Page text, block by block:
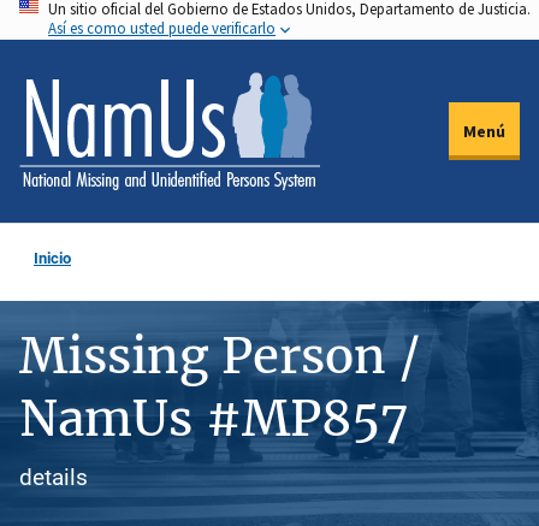
Pasar
al
contenido
principal
Un sitio oficial del Gobierno de Estados Unidos, Departamento de Justicia.
Así es como usted puede verificarlo
Menú
Inicio
Missing Person /
NamUs #MP857
details